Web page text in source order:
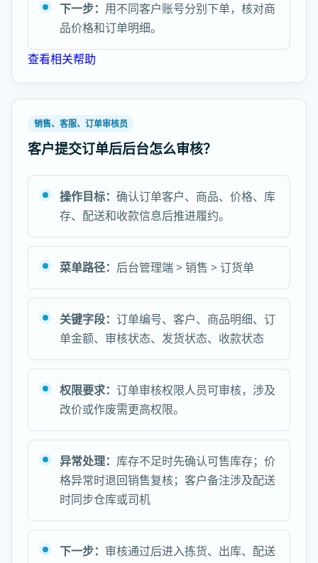
下一步： 用不同客户账号分别下单，核对商
品价格和订单明细。
查看相关帮助
销售、客服、订单审核员
客户提交订单后后台怎么审核？
操作目标： 确认订单客户、商品、价格、库
存、配送和收款信息后推进履约。
菜单路径： 后台管理端 > 销售 > 订货单
关键字段： 订单编号、客户、商品明细、订
单金额、审核状态、发货状态、收款状态
权限要求： 订单审核权限人员可审核，涉及
改价或作废需更高权限。
异常处理： 库存不足时先确认可售库存；价
格异常时退回销售复核；客户备注涉及配送
时同步仓库或司机
下一步： 审核通过后进入拣货、出库、配送